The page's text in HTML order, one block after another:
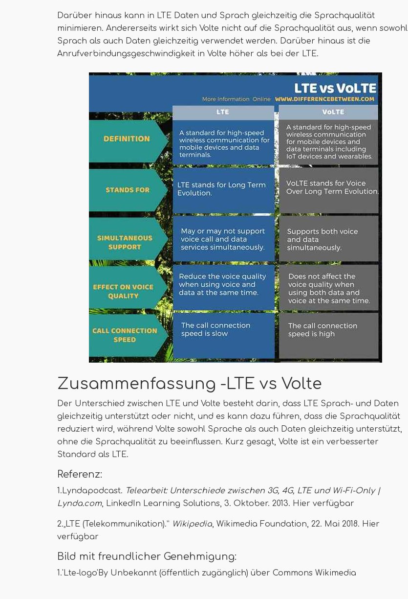
Darüber hinaus kann in LTE Daten und Sprach gleichzeitig die Sprachqualität
minimieren. Andererseits wirkt sich Volte nicht auf die Sprachqualität aus, wenn sowohl
Sprach als auch Daten gleichzeitig verwendet werden. Darüber hinaus ist die
Anrufverbindungsgeschwindigkeit in Volte höher als bei der LTE.
Zusammenfassung -LTE vs Volte
Der Unterschied zwischen LTE und Volte besteht darin, dass LTE Sprach- und Daten
gleichzeitig unterstützt oder nicht, und es kann dazu führen, dass die Sprachqualität
reduziert wird, während Volte sowohl Sprache als auch Daten gleichzeitig unterstützt,
ohne die Sprachqualität zu beeinflussen. Kurz gesagt, Volte ist ein verbesserter
Standard als LTE.
Referenz:
1.Lyndapodcast. Telearbeit: Unterschiede zwischen 3G, 4G, LTE und Wi-Fi-Only |
Lynda.com, LinkedIn Learning Solutions, 3. Oktober. 2013. Hier verfügbar
2.„LTE (Telekommunikation).” Wikipedia, Wikimedia Foundation, 22. Mai 2018. Hier
verfügbar
Bild mit freundlicher Genehmigung:
1.'Lte-logo'By Unbekannt (öffentlich zugänglich) über Commons Wikimedia